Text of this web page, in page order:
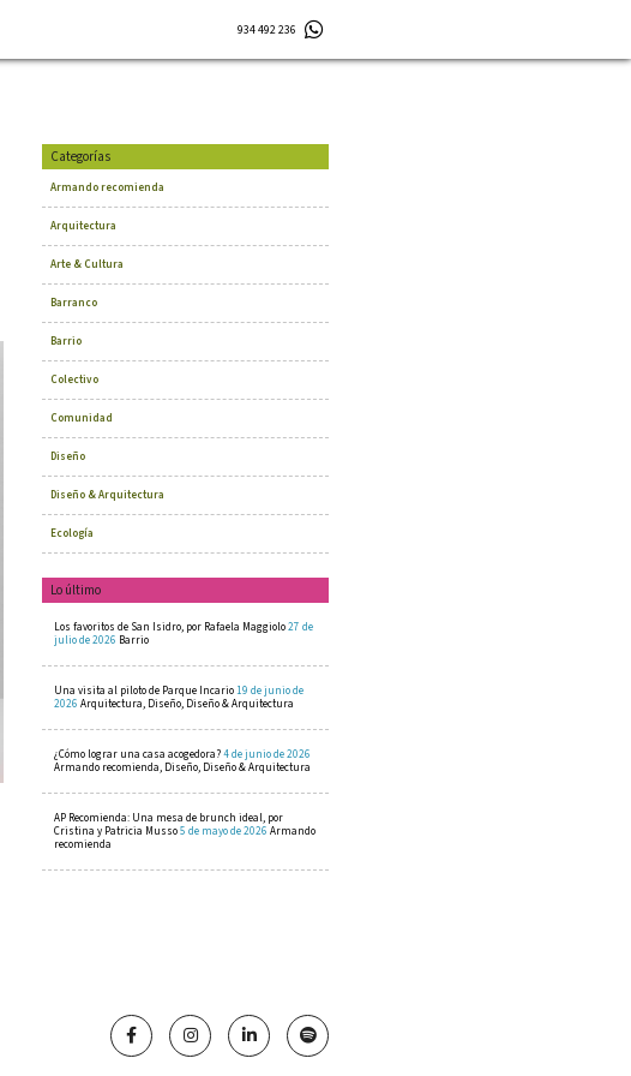
934 492 236
Categorías
Armando recomienda
Arquitectura
Arte & Cultura
Barranco
Barrio
Colectivo
Comunidad
Diseño
Diseño & Arquitectura
Ecología
Lo último
Los favoritos de San Isidro, por Rafaela Maggiolo27 de
julio de 2026 Barrio
Una visita al piloto de Parque Incario19 de junio de
2026 Arquitectura, Diseño, Diseño & Arquitectura
¿Cómo lograr una casa acogedora?4 de junio de 2026
Armando recomienda, Diseño, Diseño & Arquitectura
AP Recomienda: Una mesa de brunch ideal, por
Cristina y Patricia Musso5 de mayo de 2026 Armando
recomienda